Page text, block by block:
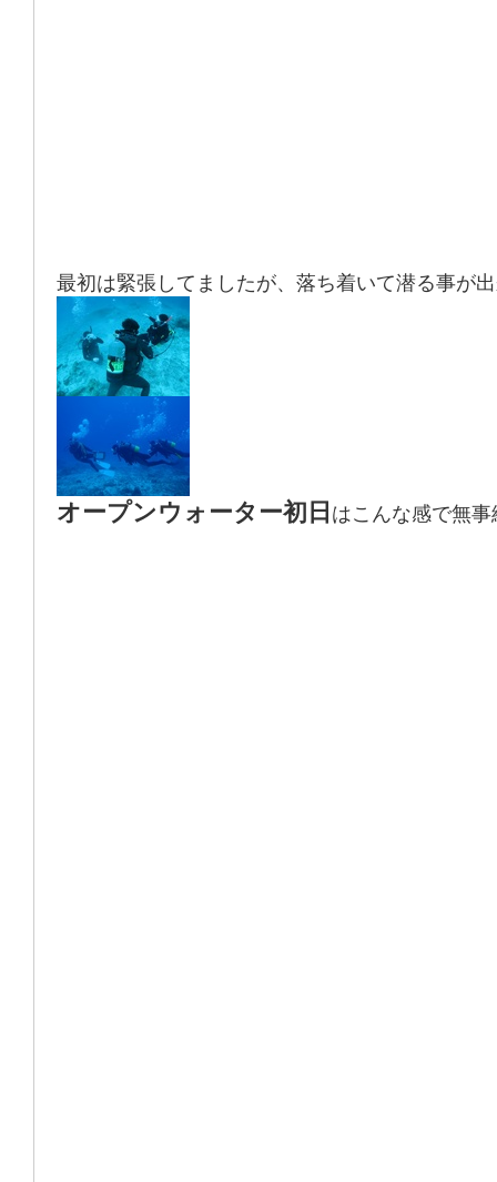
最初は緊張してましたが、落ち着いて潜る事が
オープンウォーター初日 はこんな感で無